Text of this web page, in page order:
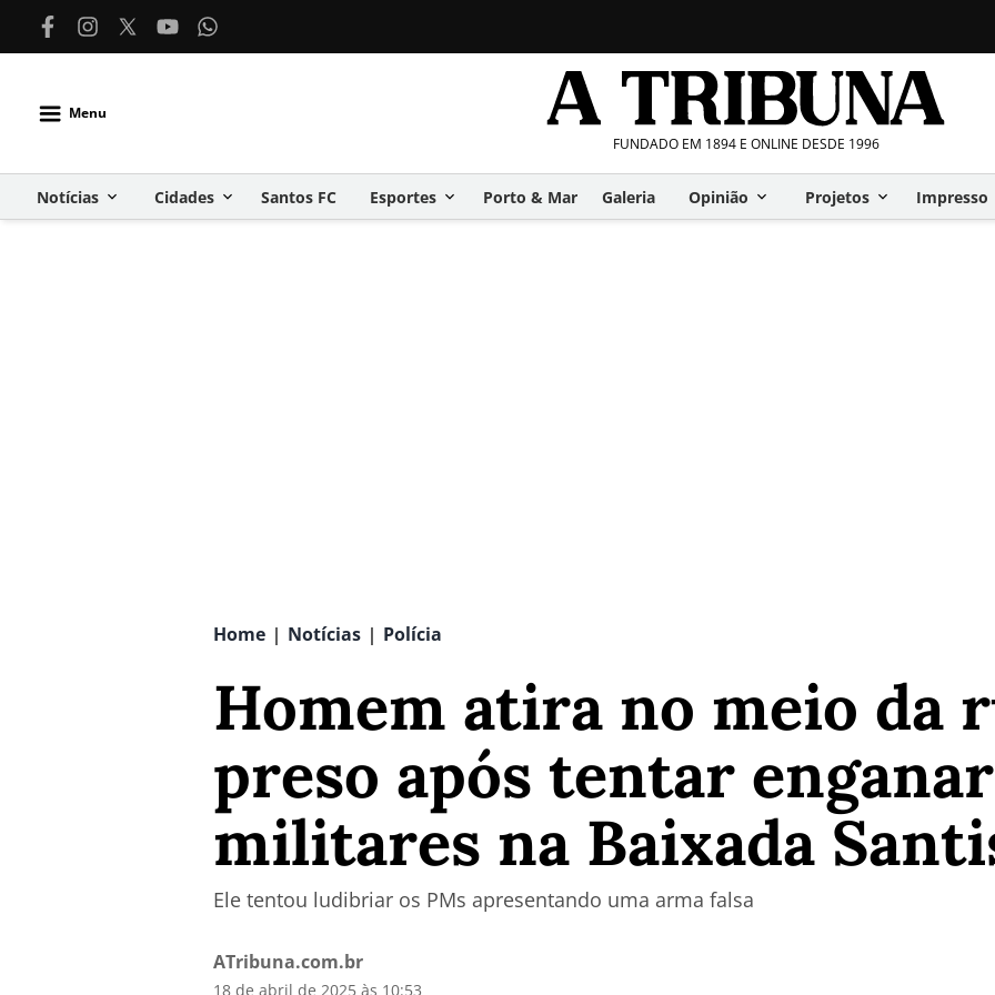
Menu
FUNDADO EM 1894 E ONLINE DESDE 1996
Notícias Cidades Santos FC Esportes Porto & Mar Galeria Opinião Projetos Impresso
Home | Notícias | Polícia
Homem atira no meio da
preso após tentar
militares na Baixada
Ele tentou ludibriar os PMs apresentando uma arma falsa
ATribuna.com.br
18 de abril de 2025 às 10:53